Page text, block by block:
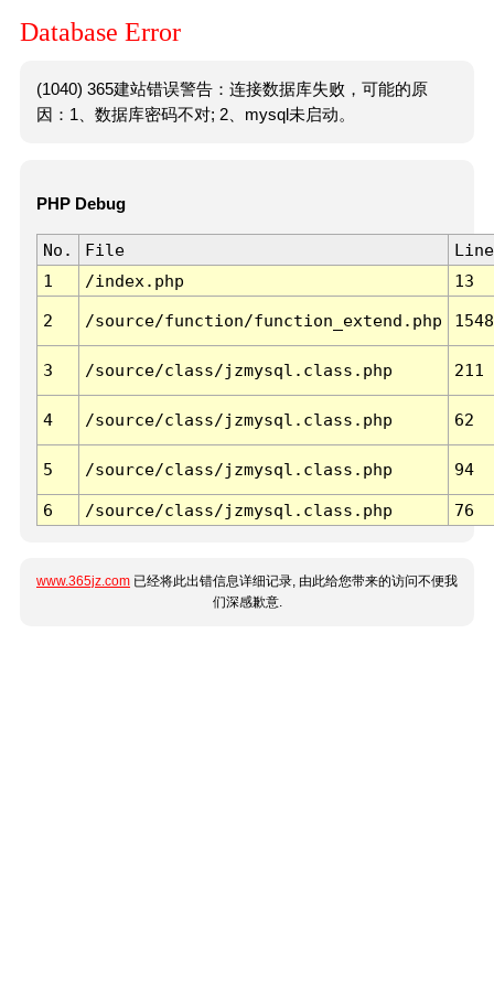
Database Error
(1040) 365建站错误警告：连接数据库失败，可能的原
因：1、数据库密码不对; 2、mysql未启动。
PHP Debug
No. File
Line
1
/index.php 13
2 /source/function/function_extend.php 1548
3 /source/class/jzmysql.class.php 211
4 /source/class/jzmysql.class.php 62
5 /source/class/jzmysql.class.php 94
6 /source/class/jzmysql.class.php 76
www.365jz.com 已经将此出错信息详细记录, 由此给您带来的访问不便我
们深感歉意.